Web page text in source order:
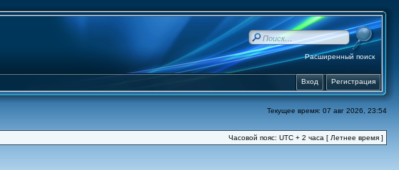
Расширенный поиск
Регистрация
Вход
Текущее время: 07 авг 2026, 23:54
Часовой пояс: UTC + 2 часа [ Летнее время ]